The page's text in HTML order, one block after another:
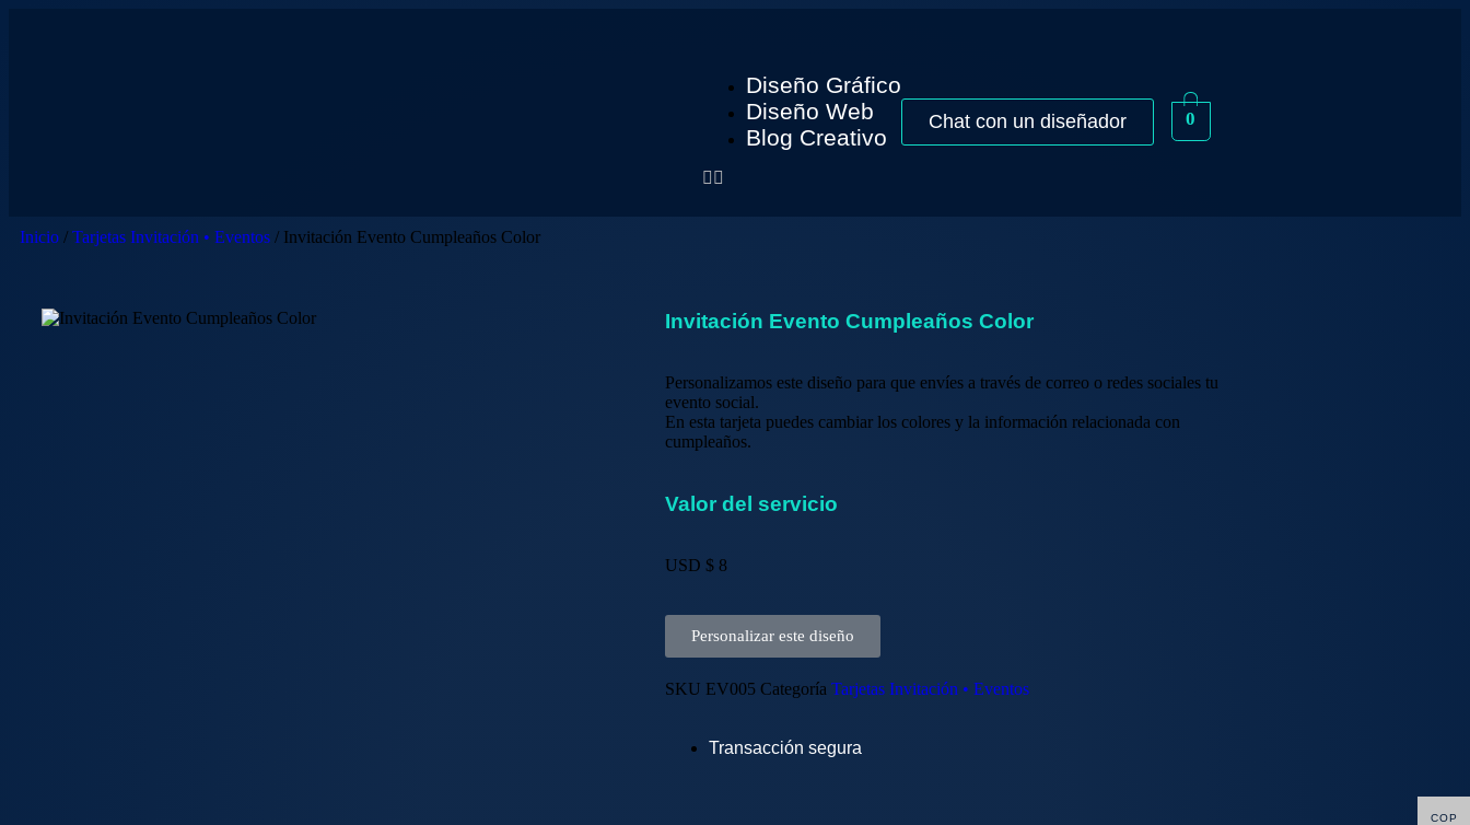
Diseño Gráfico
Diseño Web
Blog Creativo
Chat con un diseñador 0
Inicio / Tarjetas Invitación • Eventos / Invitación Evento Cumpleaños Color
Invitación Evento Cumpleaños Color
Personalizamos este diseño para que envíes a través de correo o redes sociales tu
evento social.
En esta tarjeta puedes cambiar los colores y la información relacionada con
cumpleaños.
Valor del servicio
USD $ 8
Personalizar este diseño
SKU EV005 Categoría Tarjetas Invitación • Eventos
Transacción segura
COP